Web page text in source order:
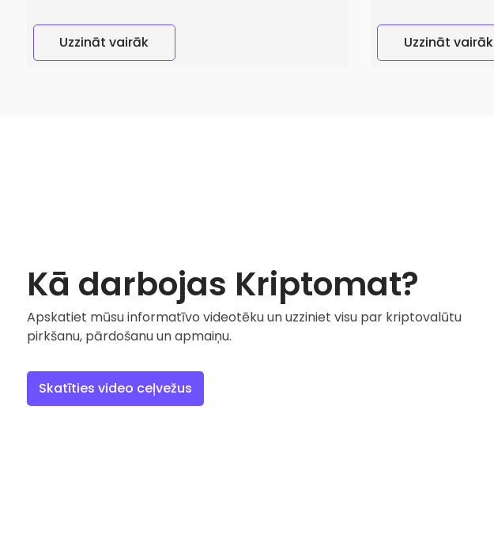
Uzzināt vairāk Uzzināt vairāk
Kā darbojas Kriptomat?
Apskatiet mūsu informatīvo videotēku un uzziniet visu par kriptovalūtu
pirkšanu, pārdošanu un apmaiņu.
Skatīties video ceļvežus